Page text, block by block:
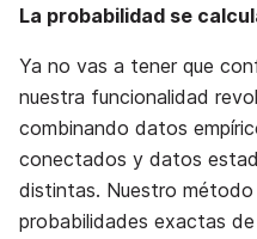
La probabilidad se
Ya no vas a tener que
nuestra funcionalidad
combinando datos
conectados y datos
distintas. Nuestro
probabilidades exactas